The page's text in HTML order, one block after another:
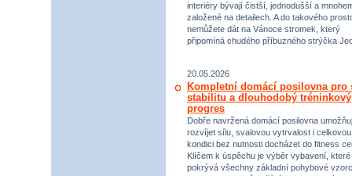
interiéry bývají čistší, jednodušší a
založené na detailech. A do takového
nemůžete dát na Vánoce stromek, který
připomíná chudého příbuzného strýčka
20.05.2026
Kompletní domácí posilovna pro
stabilitu a dlouhodobý tréninkový
progres
Dobře navržená domácí posilovna
rozvíjet sílu, svalovou vytrvalost i celkovou
kondici bez nutnosti docházet do fitness
Klíčem k úspěchu je výběr vybavení, které
pokrývá všechny základní pohybové